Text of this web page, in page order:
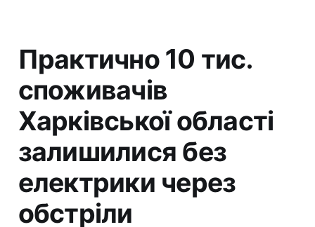
Практично 10 тис.
споживачів
Харківської області
залишилися без
електрики через
обстріли